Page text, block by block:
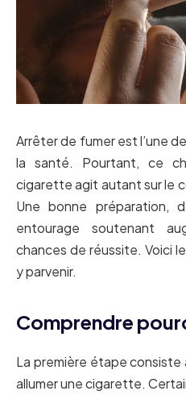
Arrêter de fumer est l’une
la santé. Pourtant, ce
cigarette agit autant sur le
Une bonne préparation,
entourage soutenant
chances de réussite. Voici
y parvenir.
Comprendre
La première étape
allumer une cigarette.